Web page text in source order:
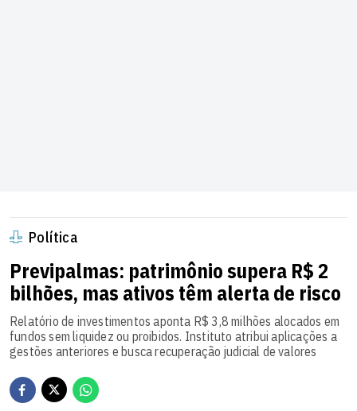
Política
Previpalmas: patrimônio supera R$ 2
bilhões, mas ativos têm alerta de risco
Relatório de investimentos aponta R$ 3,8 milhões alocados em
fundos sem liquidez ou proibidos. Instituto atribui aplicações a
gestões anteriores e busca recuperação judicial de valores